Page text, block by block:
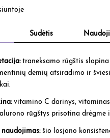
Sudėtis
traneksamo rūgštis
dėmių atsiradimo ir
vitamino C darinys,
rūgštys prisotina drėgme
šio losjono